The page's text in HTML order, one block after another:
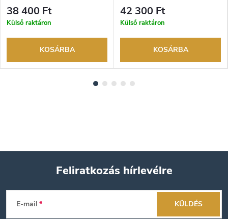
visszaküldési lehetőség. Hivatalos
márkakereskedő.
38 400 Ft
Külső raktáron
KOSÁRBA
visszaküldési lehetőség. Hivatalos
márkakereskedő.
42 300 Ft
Külső raktáron
KOSÁRBA
L
Feliratkozás hírlevélre
E-mail KÜLDÉS